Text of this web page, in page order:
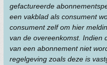
gefactureerde
een vakblad als consument
consument zelf om hier
van de overeenkomst. Indien
van een abonnement niet
regelgeving zoals deze is